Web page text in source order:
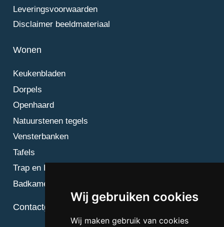
Wij gebruiken cookies
Wij maken gebruik van cookies
Leveringsvoorwaarden
Disclaimer beeldmateriaal
Wonen
Keukenbladen
Dorpels
Openhaard
Natuurstenen tegels
Vensterbanken
Tafels
Trap en Bordes
Badkamer
Contactgegevens